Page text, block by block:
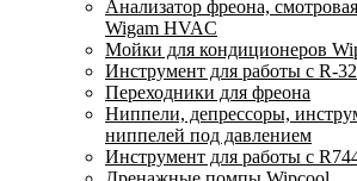
Анализатор фреона,
Wigam HVAC
Мойки для кондиционеров
Инструмент для работы с R-32
Переходники для фреона
Ниппели, депрессоры,
ниппелей под давлением
Инструмент для работы с